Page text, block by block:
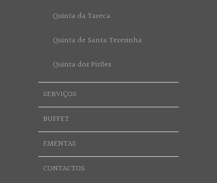
Quinta da Tareca
Quinta de Santa Teresinha
Quinta dos Pizões
SERVIÇOS
BUFFET
EMENTAS
CONTACTOS